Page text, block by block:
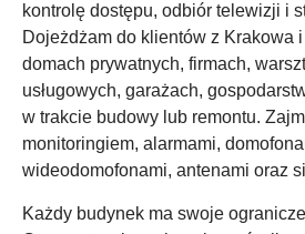
kontrolę dostępu, odbiór telewizji i
Dojeżdżam do klientów z Krakowa
domach prywatnych, firmach,
usługowych, garażach,
w trakcie budowy lub remontu.
monitoringiem, alarmami,
wideodomofonami, antenami oraz
Każdy budynek ma swoje